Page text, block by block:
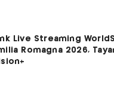
Live Streaming
Romagna 2026,